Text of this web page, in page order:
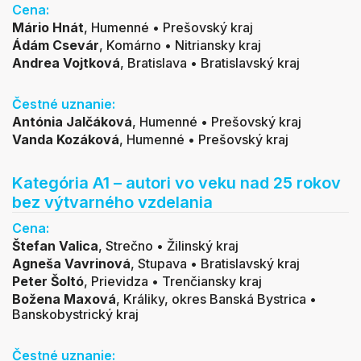
Cena:
Mário Hnát, Humenné • Prešovský kraj
Ádám Csevár, Komárno • Nitriansky kraj
Andrea Vojtková, Bratislava • Bratislavský kraj
Čestné uznanie:
Antónia Jalčáková, Humenné • Prešovský kraj
Vanda Kozáková, Humenné • Prešovský kraj
Kategória A1 – autori vo veku nad 25 rokov
bez výtvarného vzdelania
Cena:
Štefan Valica, Strečno • Žilinský kraj
Agneša Vavrinová, Stupava • Bratislavský kraj
Peter Šoltó, Prievidza • Trenčiansky kraj
Božena Maxová, Králiky, okres Banská Bystrica •
Banskobystrický kraj
Čestné uznanie: